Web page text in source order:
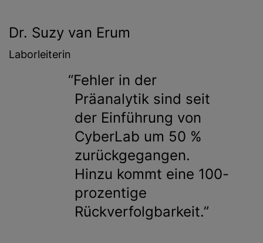
Dr. Suzy van Erum
Laborleiterin
Fehler in der
Präanalytik sind seit
der Einführung von
CyberLab um 50 %
zurückgegangen.
Hinzu kommt eine 100-
prozentige
Rückverfolgbarkeit.